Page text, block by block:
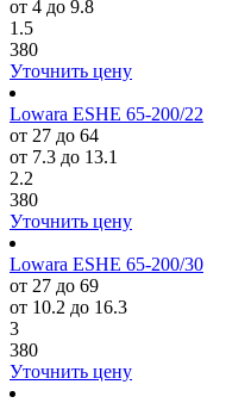
от 4 до 9.8
1.5
380
Уточнить цену
Lowara ESHE 65-200/22
от 27 до 64
от 7.3 до 13.1
2.2
380
Уточнить цену
Lowara ESHE 65-200/30
от 27 до 69
от 10.2 до 16.3
3
380
Уточнить цену